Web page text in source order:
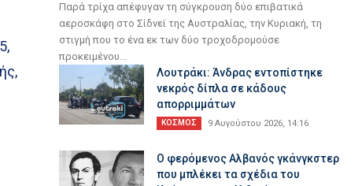
Παρά τρίχα απέφυγαν τη σύγκρουση δύο επιβατικά
αεροσκάφη στο Σίδνεϊ της Αυστραλίας, την Κυριακή, τη
στιγμή που το ένα εκ των δύο τροχοδρομούσε
προκειμένου...
Λουτράκι: Άνδρας εντοπίστηκε
νεκρός δίπλα σε κάδους
απορριμμάτων
ΚΟΣΜΟΣ 9 Αυγούστου 2026, 14:16
Ο φερόμενος Αλβανός γκάνγκστερ
που μπλέκει τα σχέδια του